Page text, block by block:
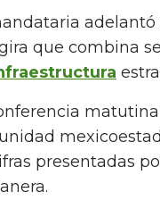
adelantó
que combina
presentadas